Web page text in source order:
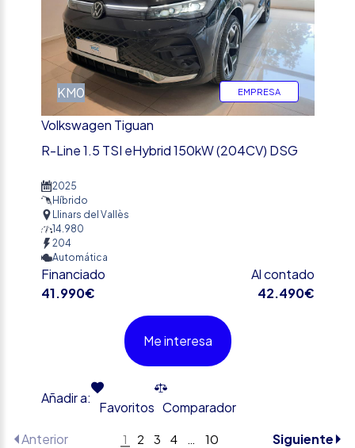
KM0 EMPRESA
Volkswagen Tiguan
R-Line 1.5 TSI eHybrid 150kW (204CV) DSG
2025
Híbrido
Llinars del Vallès
14.980
204
Automática
Financiado
41.990€
Al contado
42.490€
Me interesa
Añadir a:
Favoritos Comparador
Anterior
1 2 3 4 10 Siguiente